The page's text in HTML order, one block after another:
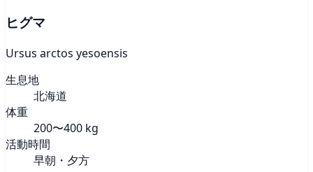
ヒグマ
Ursus arctos yesoensis
生息地
北海道
体重
200〜400 kg
活動時間
早朝・夕方